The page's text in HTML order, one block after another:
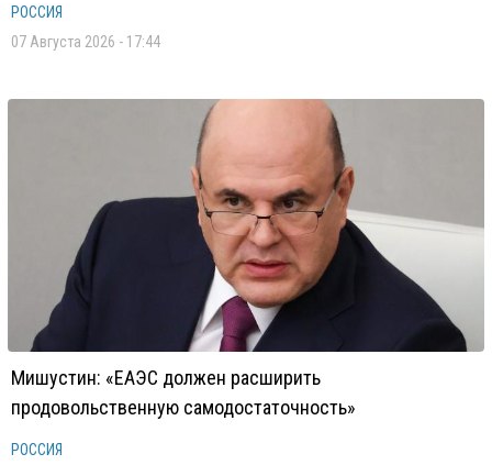
РОССИЯ
07 Августа 2026 - 17:44
Мишустин: «ЕАЭС должен расширить
продовольственную самодостаточность»
РОССИЯ